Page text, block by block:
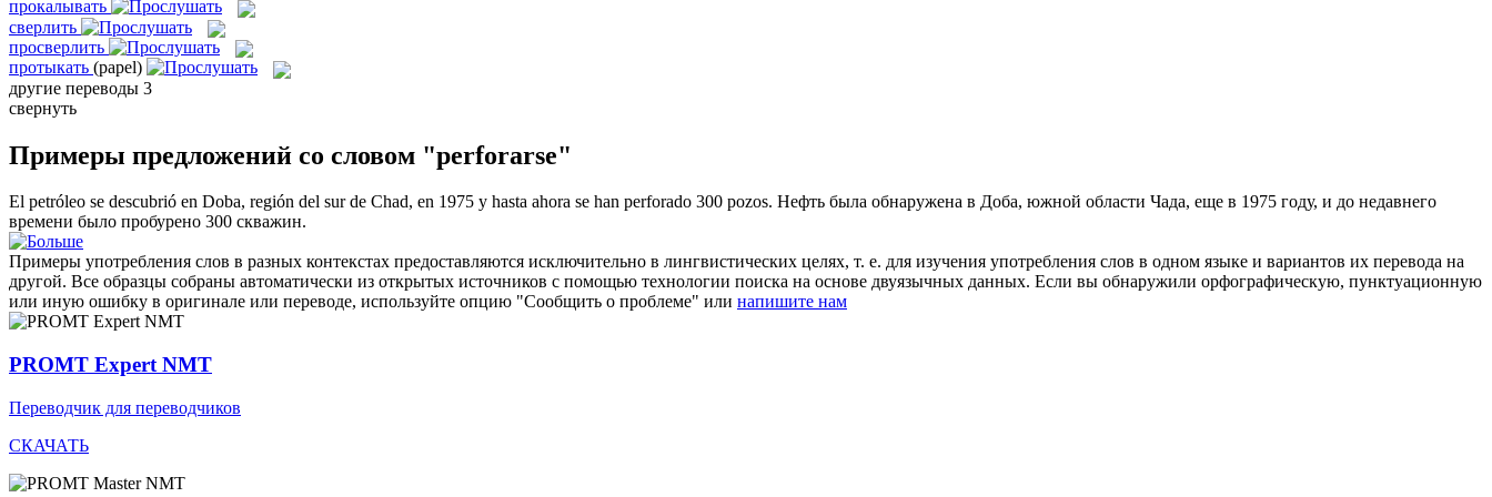
прокалывать
сверлить
просверлить
протыкать (papel)
другие переводы 3
свернуть
Примеры предложений со словом "perforarse"
El petróleo se descubrió en Doba, región del sur de Chad, en 1975 y hasta ahora se han perforado 300 pozos. Нефть была обнаружена в Доба, южной области Чада, еще в 1975 году, и до недавнего
времени было пробурено 300 скважин.
Примеры употребления слов в разных контекстах предоставляются исключительно в лингвистических целях, т. е. для изучения употребления слов в одном языке и вариантов их перевода на
другой. Все образцы собраны автоматически из открытых источников с помощью технологии поиска на основе двуязычных данных. Если вы обнаружили орфографическую, пунктуационную
или иную ошибку в оригинале или переводе, используйте опцию "Сообщить о проблеме" или напишите нам
PROMT Expert NMT
Переводчик для переводчиков
СКАЧАТЬ